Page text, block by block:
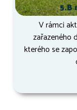
5.B
V rámci
zařazeného
kterého se